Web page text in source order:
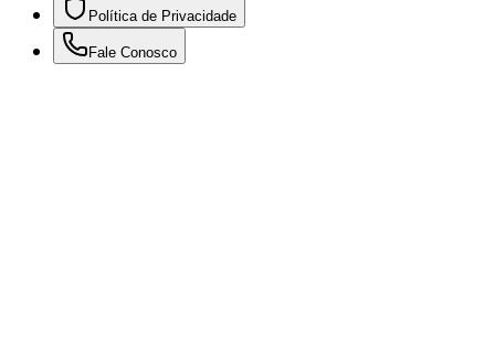
Política de Privacidade
Fale Conosco